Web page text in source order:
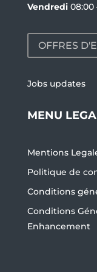
Vendredi08:00
OFFRES
Jobs updates
MENU
Mentions
Politique de
Conditions
Conditions
Enhancement